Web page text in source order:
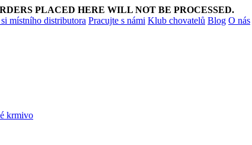
PLACED HERE WILL NOT BE PROCESSED.
místního distributora Pracujte s námi Klub chovatelů Blog O nás
krmivo